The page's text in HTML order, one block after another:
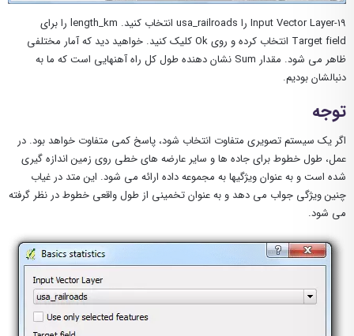
۱۹-Input Vector Layer را usa_railroads انتخاب کنید. length_km را برای
Target field انتخاب کرده و روی Ok کلیک کنید. خواهید دید که آمار مختلفی
ظاهر می شود. مقدار Sum نشان دهنده طول کل راه آهنهایی است که ما به
دنبالشان بودیم.
توجه
اگر یک سیستم تصویری متفاوت انتخاب شود، پاسخ کمی متفاوت خواهد بود. در
عمل، طول خطوط برای جاده ها و سایر عارضه های خطی روی زمین اندازه گیری
شده است و به عنوان ویژگیها به مجموعه داده ارائه می شود. این متد در غیاب
چنین ویژگی جواب می دهد و به عنوان تخمینی از طول واقعی خطوط در نظر گرفته
می شود.